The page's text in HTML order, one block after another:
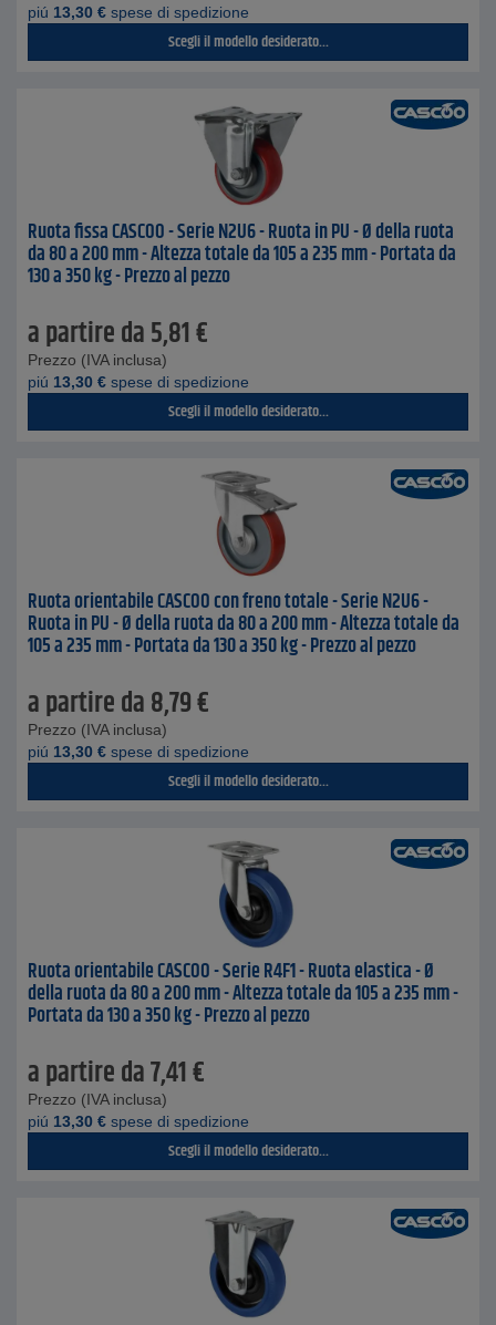
piú 13,30 € spese di spedizione
Scegli il modello desiderato...
Ruota fissa CASCOO - Serie N2U6 - Ruota in PU - Ø della ruota
da 80 a 200 mm - Altezza totale da 105 a 235 mm - Portata da
130 a 350 kg - Prezzo al pezzo
a partire da5,81€
Prezzo (IVA inclusa)
piú 13,30 € spese di spedizione
Scegli il modello desiderato...
Ruota orientabile CASCOO con freno totale - Serie N2U6 -
Ruota in PU - Ø della ruota da 80 a 200 mm - Altezza totale da
105 a 235 mm - Portata da 130 a 350 kg - Prezzo al pezzo
a partire da8,79€
Prezzo (IVA inclusa)
piú 13,30 € spese di spedizione
Scegli il modello desiderato...
Ruota orientabile CASCOO - Serie R4F1 - Ruota elastica - Ø
della ruota da 80 a 200 mm - Altezza totale da 105 a 235 mm -
Portata da 130 a 350 kg - Prezzo al pezzo
a partire da7,41€
Prezzo (IVA inclusa)
piú 13,30 € spese di spedizione
Scegli il modello desiderato...